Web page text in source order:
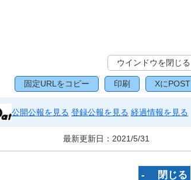
ウインドウを閉じる
固定URLをコピー 印刷 XにPOST
公開公報を見る 登録公報を見る 経過情報を見る
最新更新日： 2021/5/31
‐ 閉じる